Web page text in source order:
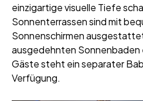
einzigartige visuelle Tiefe
Sonnenterrassen sind mit
Sonnenschirmen
ausgedehnten Sonnenbaden
Gäste steht ein separater
Verfügung.